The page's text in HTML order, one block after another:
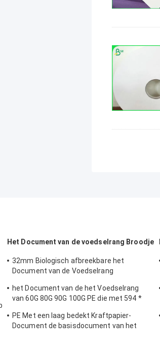
Het Document van de voedselrang Broodje
32mm Biologisch afbreekbare het
Document van de Voedselrang
het Document van de het Voedselrang
van 60G 80G 90G 100G PE die met 594 *
wordt bedekt
PE Met een laag bedekt Kraftpapier-
Document de basisdocument van het